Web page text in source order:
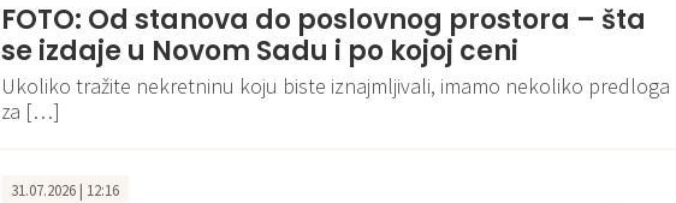
FOTO: Od stanova do poslovnog prostora – šta
se izdaje u Novom Sadu i po kojoj ceni
Ukoliko tražite nekretninu koju biste iznajmljivali, imamo nekoliko predloga
za […]
31.07.2026 | 12:16